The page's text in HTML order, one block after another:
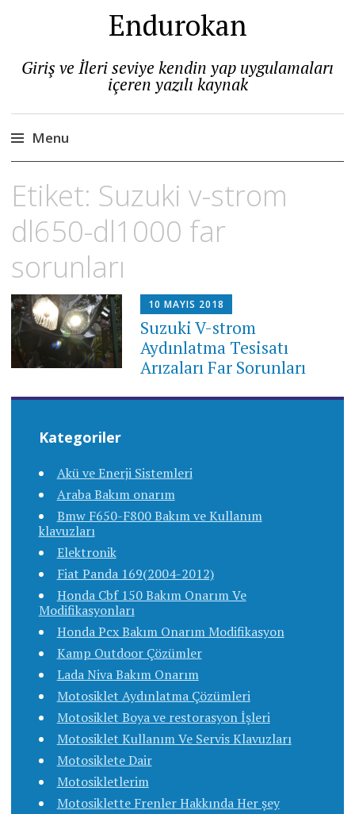
Endurokan
Giriş ve İleri seviye kendin yap uygulamaları
içeren yazılı kaynak
Menu
to
Etiket: Suzuki v-strom
dl650-dl1000 far
sorunları
10 MAYIS 2018
Suzuki V-strom
Aydınlatma Tesisatı
Arızaları Far Sorunları
Kategoriler
Akü ve Enerji Sistemleri
Araba Bakım onarım
Bmw F650-F800 Bakım ve Kullanım
klavuzları
Elektronik
Fiat Panda 169(2004-2012)
Honda Cbf 150 Bakım Onarım Ve
Modifikasyonları
Honda Pcx Bakım Onarım Modifikasyon
Kamp Outdoor Çözümler
Lada Niva Bakım Onarım
Motosiklet Aydınlatma Çözümleri
Motosiklet Boya ve restorasyon İşleri
Motosiklet Kullanım Ve Servis Klavuzları
Motosiklete Dair
Motosikletlerim
Motosiklette Frenler Hakkında Her şey